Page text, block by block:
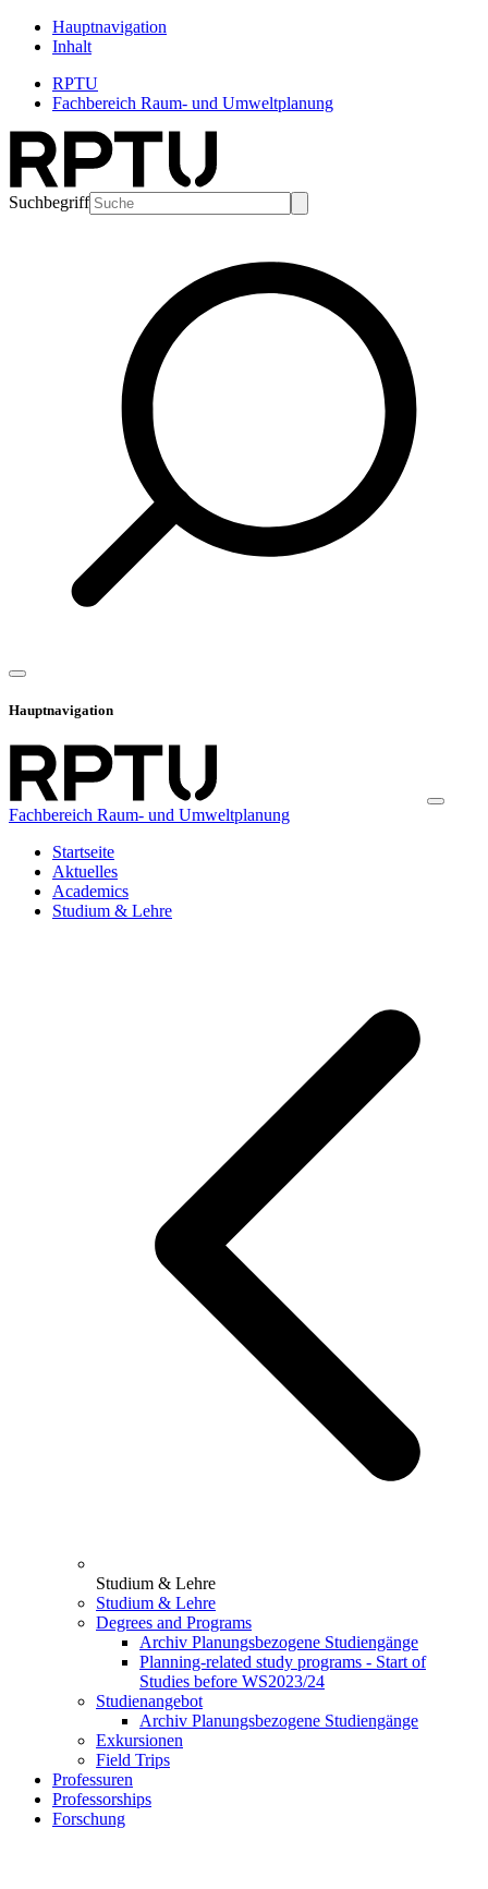
Hauptnavigation
Inhalt
RPTU
Fachbereich Raum- und Umweltplanung
Suchbegriff
Hauptnavigation
Fachbereich Raum- und Umweltplanung
Startseite
Aktuelles
Academics
Studium & Lehre
Studium & Lehre
Studium & Lehre
Degrees and Programs
Archiv Planungsbezogene Studiengänge
Planning-related study programs - Start of
Studies before WS2023/24
Studienangebot
Archiv Planungsbezogene Studiengänge
Exkursionen
Field Trips
Professuren
Professorships
Forschung